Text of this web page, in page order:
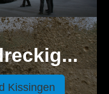
Kissingen